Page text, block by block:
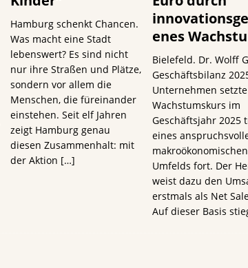
Hamburg schenkt Chancen.
Was macht eine Stadt
lebenswert? Es sind nicht
nur ihre Straßen und Plätze,
sondern vor allem die
Menschen, die füreinander
einstehen. Seit elf Jahren
zeigt Hamburg genau
diesen Zusammenhalt: mit
der Aktion […]
enes
Bielefeld. Dr. Wolff
Geschäftsbilanz
Unternehmen
Wachstumskurs im
Geschäftsjahr 2025
eines
makroökonomischen
Umfelds fort. Der
weist dazu den
erstmals als Net
Auf dieser Basis